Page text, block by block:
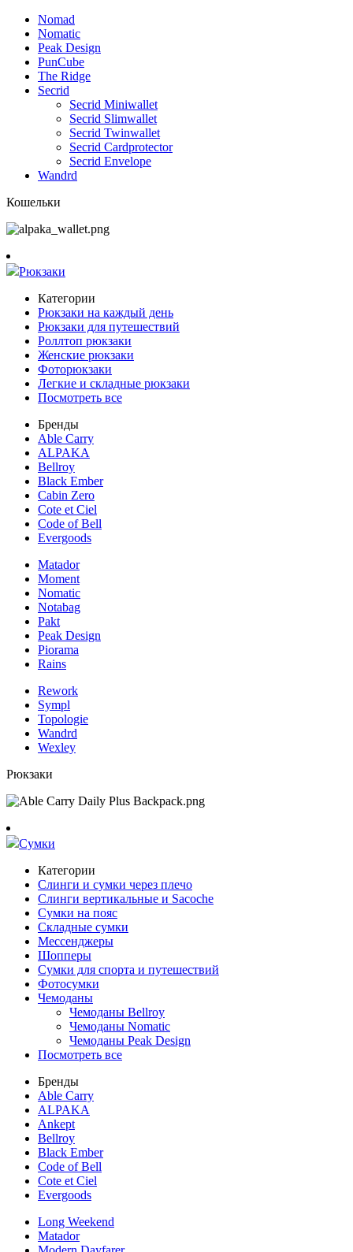
Nomad
Nomatic
Peak Design
PunCube
The Ridge
Secrid
Secrid Miniwallet
Secrid Slimwallet
Secrid Twinwallet
Secrid Cardprotector
Secrid Envelope
Wandrd
Кошельки
Рюкзаки
Категории
Рюкзаки на каждый день
Рюкзаки для путешествий
Роллтоп рюкзаки
Женские рюкзаки
Фоторюкзаки
Легкие и складные рюкзаки
Посмотреть все
Бренды
Able Carry
ALPAKA
Bellroy
Black Ember
Cabin Zero
Cote et Ciel
Code of Bell
Evergoods
Matador
Moment
Nomatic
Notabag
Pakt
Peak Design
Piorama
Rains
Rework
Sympl
Topologie
Wandrd
Wexley
Рюкзаки
Сумки
Категории
Слинги и сумки через плечо
Слинги вертикальные и Sacoche
Сумки на пояс
Складные сумки
Мессенджеры
Шопперы
Сумки для спорта и путешествий
Фотосумки
Чемоданы
Чемоданы Bellroy
Чемоданы Nomatic
Чемоданы Peak Design
Посмотреть все
Бренды
Able Carry
ALPAKA
Ankept
Bellroy
Black Ember
Code of Bell
Cote et Ciel
Evergoods
Long Weekend
Matador